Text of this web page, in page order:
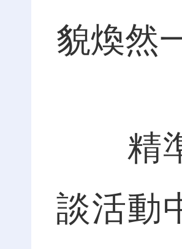
貌煥然
精準
談活動